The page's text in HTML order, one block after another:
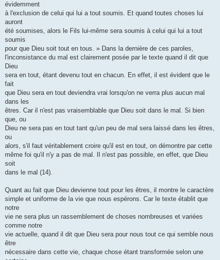
évidemment
à l'exclusion de celui qui lui a tout soumis. Et quand toutes choses lui
auront
été soumises, alors le Fils lui-même sera soumis à celui qui lui a tout
soumis
pour que Dieu soit tout en tous. » Dans la dernière de ces paroles,
l'inconsistance du mal est clairement posée par le texte quand il dit que
Dieu
sera en tout, étant devenu tout en chacun. En effet, il est évident que le
fait
que Dieu sera en tout deviendra vrai lorsqu'on ne verra plus aucun mal
dans les
êtres. Car il n'est pas vraisemblable que Dieu soit dans le mal. Si bien
que, ou
Dieu ne sera pas en tout tant qu'un peu de mal sera laissé dans les êtres,
ou
alors, s'il faut véritablement croire qu'il est en tout, on démontre par cette
même foi qu'il n'y a pas de mal. Il n'est pas possible, en effet, que Dieu
soit
dans le mal (14).
Quant au fait que Dieu devienne tout pour les êtres, il montre le caractère
simple et uniforme de la vie que nous espérons. Car le texte établit que
notre
vie ne sera plus un rassemblement de choses nombreuses et variées
comme notre
vie actuelle, quand il dit que Dieu sera pour nous tout ce qui semble nous
être
nécessaire dans cette vie, chaque chose étant transformée selon une